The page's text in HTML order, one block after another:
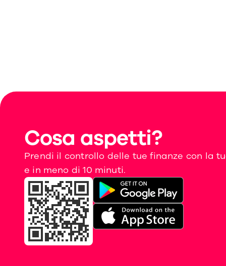
Cosa aspetti?
Prendi il controllo delle tue finanze con la
e in meno di 10 minuti.